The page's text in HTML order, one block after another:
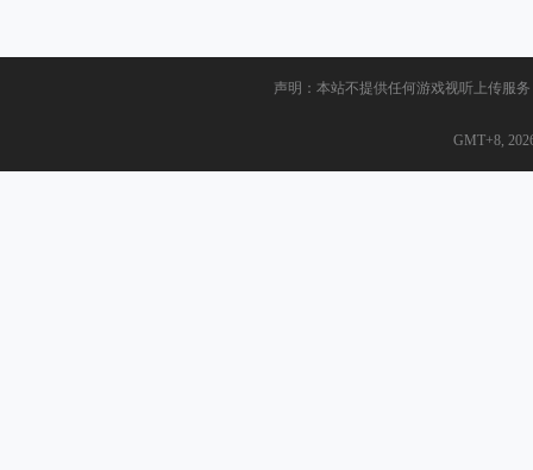
声明：本站不提供任何游戏视听上传服
GMT+8,